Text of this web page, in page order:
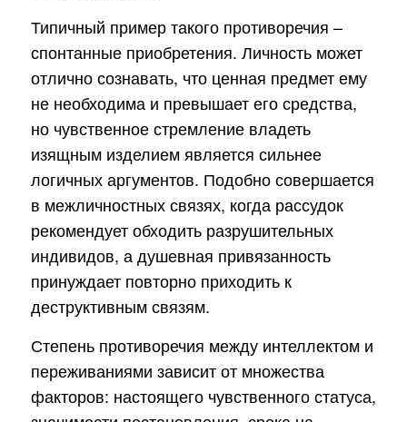
Типичный пример такого противоречия –
спонтанные приобретения. Личность может
отлично сознавать, что ценная предмет ему
не необходима и превышает его средства,
но чувственное стремление владеть
изящным изделием является сильнее
логичных аргументов. Подобно совершается
в межличностных связях, когда рассудок
рекомендует обходить разрушительных
индивидов, а душевная привязанность
принуждает повторно приходить к
деструктивным связям.
Степень противоречия между интеллектом и
переживаниями зависит от множества
факторов: настоящего чувственного статуса,